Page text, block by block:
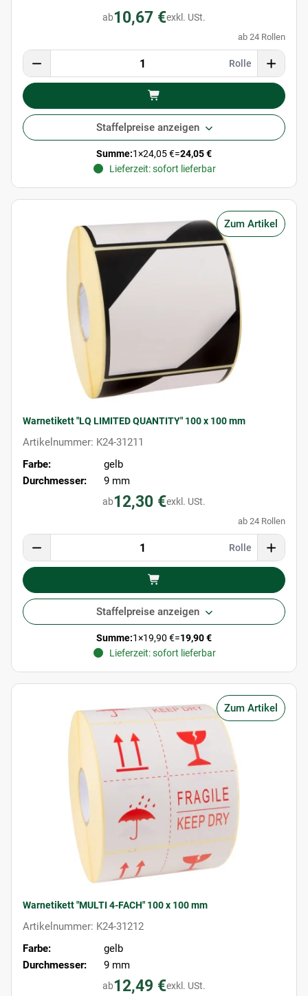
ab10,67 €exkl. USt.
ab 24 Rollen
Rolle
Staffelpreise anzeigen
Summe:1×24,05 €=24,05 €
Lieferzeit: sofort lieferbar
Zum Artikel
Warnetikett "LQ LIMITED QUANTITY" 100 x 100 mm
Artikelnummer: K24-31211
Farbe:
gelb
Durchmesser:
9 mm
ab12,30 €exkl. USt.
ab 24 Rollen
Rolle
Staffelpreise anzeigen
Summe:1×19,90 €=19,90 €
Lieferzeit: sofort lieferbar
Zum Artikel
Warnetikett "MULTI 4-FACH" 100 x 100 mm
Artikelnummer: K24-31212
Farbe:
gelb
Durchmesser:
9 mm
ab12,49 €exkl. USt.